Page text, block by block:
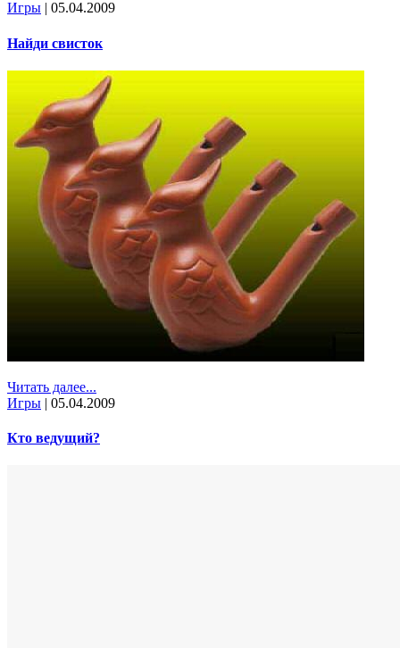
Игры | 05.04.2009
Найди свисток
Читать далее...
Игры | 05.04.2009
Кто ведущий?